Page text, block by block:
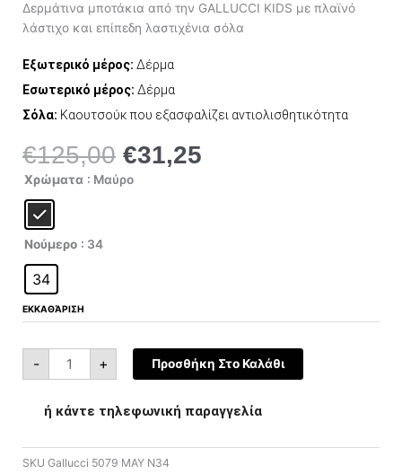
Δερμάτινα μποτάκια από την GALLUCCI KIDS με πλαϊνό
λάστιχο και επίπεδη λαστιχένια σόλα
Εξωτερικό μέρος: Δέρμα
Εσωτερικό μέρος: Δέρμα
Σόλα: Καουτσούκ που εξασφαλίζει αντιολισθητικότητα
€125,00 Original
price
€31,25
Χρώματα : Μαύρο
Νούμερο : 34
34
ΕΚΚΑΘΆΡΙΣΗ
-
5079
ποσότητα
+ Προσθήκη Στο Καλάθι
ή κάντε τηλεφωνική παραγγελία
SKU Gallucci 5079 ΜΑΥ N34